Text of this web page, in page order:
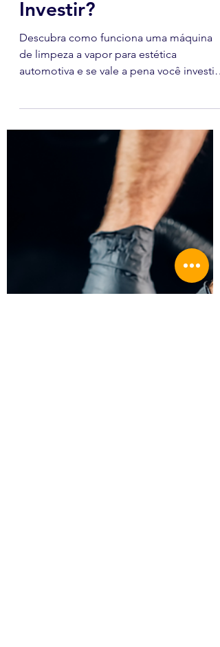
Vapor para Estética
Automotiva: Como
Funciona? Vale a Pena
Descubra como funciona uma máquina
de limpeza a vapor para estética
automotiva e se vale a pena você investir
em uma, acompanhe o texto!